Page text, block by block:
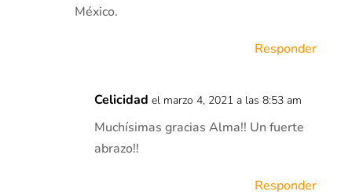
México.
Responder
Celicidad el marzo 4, 2021 a las 8:53 am
Muchísimas gracias Alma!! Un fuerte
abrazo!!
Responder